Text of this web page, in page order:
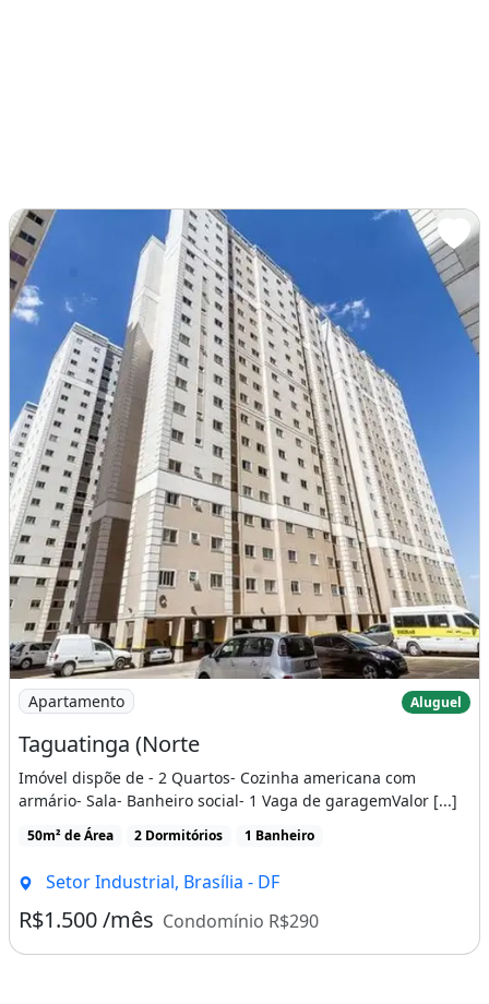
Imagem: Taguatinga (Norte
Apartamento Aluguel
Taguatinga (Norte
Imóvel dispõe de - 2 Quartos- Cozinha americana com
armário- Sala- Banheiro social- 1 Vaga de garagemValor [...]
50m² de Área 2 Dormitórios 1 Banheiro
Setor Industrial, Brasília - DF
R$1.500 /mês Condomínio R$290